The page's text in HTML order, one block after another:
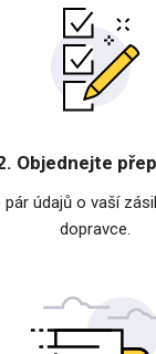
Objednejte
pár údajů o vaší
dopravce.